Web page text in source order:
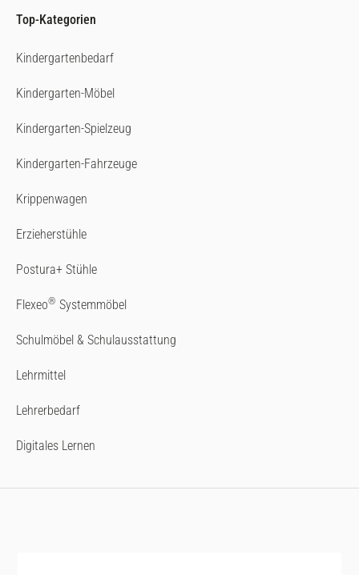
Top-Kategorien
Kindergartenbedarf
Kindergarten-Möbel
Kindergarten-Spielzeug
Kindergarten-Fahrzeuge
Krippenwagen
Erzieherstühle
Postura+ Stühle
Flexeo® Systemmöbel
Schulmöbel & Schulausstattung
Lehrmittel
Lehrerbedarf
Digitales Lernen